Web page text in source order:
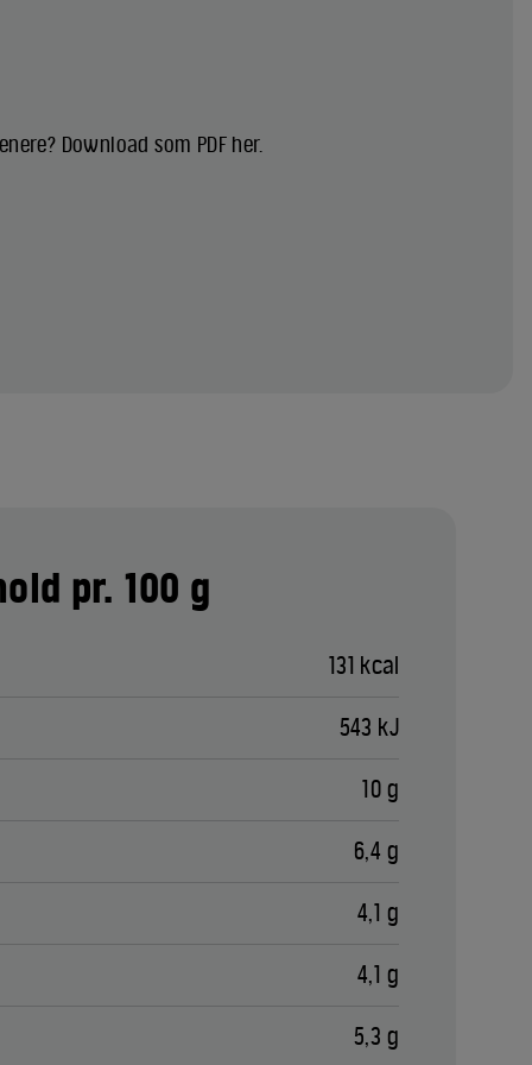
Download som PDF her.
pr. 100 g
131 kcal
543 kJ
10 g
6,4 g
4,1 g
4,1 g
5,3 g